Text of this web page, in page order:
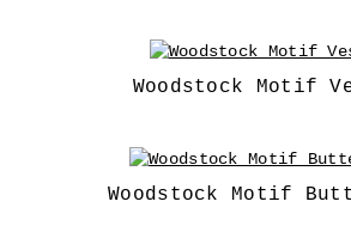
Woodstock Motif
Woodstock Motif